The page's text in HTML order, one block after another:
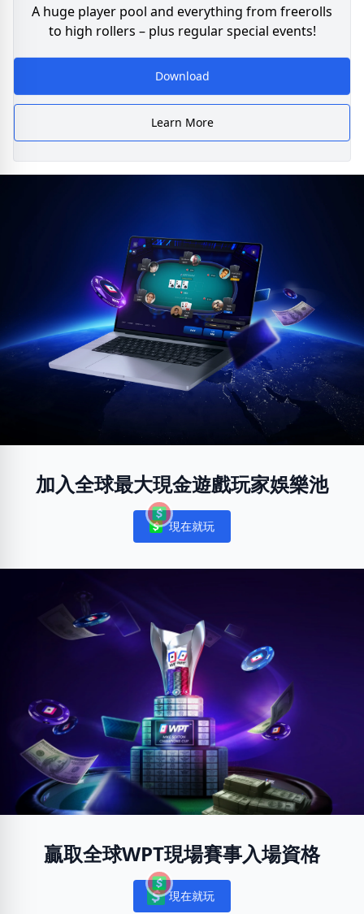
A huge player pool and everything from freerolls
to high rollers – plus regular special events!
Download
Learn More
加入全球最大現金遊戲玩家娛樂池
Notifications
現在就玩
贏取全球WPT現場賽事入場資格
Notifications
現在就玩